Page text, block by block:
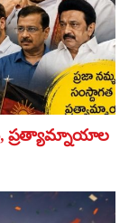
ప్రత్యామ్నాయాల